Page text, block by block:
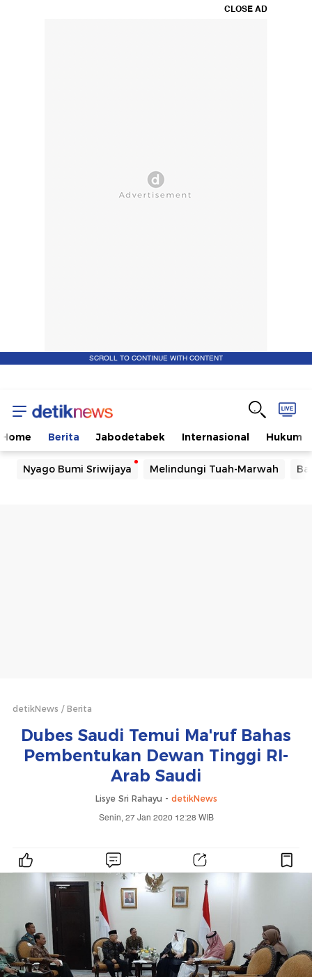
CLOSE AD
SCROLL TO CONTINUE WITH CONTENT
Home Berita Jabodetabek Internasional Hukum
Nyago Bumi Sriwijaya Melindungi Tuah-Marwah
detikNews Berita
Dubes Saudi Temui Ma'ruf Bahas
Pembentukan Dewan Tinggi RI-
Arab Saudi
Lisye Sri Rahayu - detikNews
Senin, 27 Jan 2020 12:28 WIB